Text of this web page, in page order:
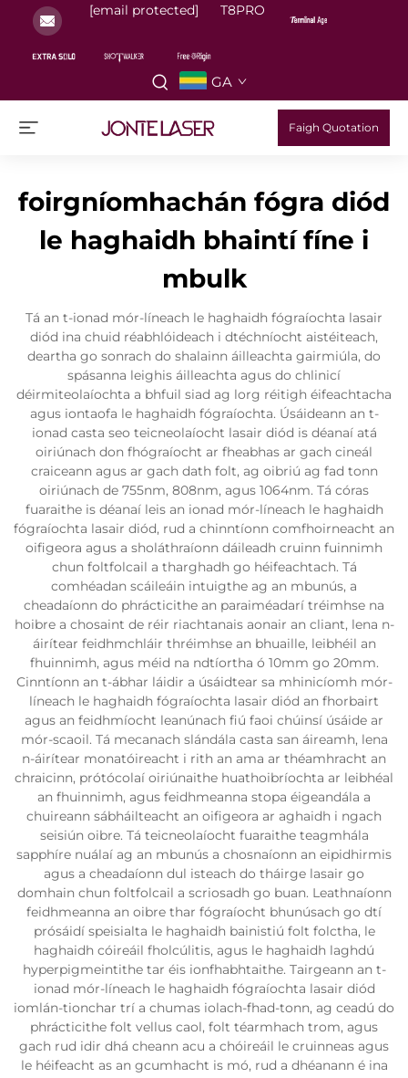
[email protected] T8PRO
GA
Faigh Quotation
foirgníomhachán fógra diód
le haghaidh bhaintí fíne i
mbulk
Tá an t-ionad mór-líneach le haghaidh fógraíochta lasair
diód ina chuid réabhlóideach i dtéchníocht aistéiteach,
deartha go sonrach do shalainn áilleachta gairmiúla, do
spásanna leighis áilleachta agus do chlinicí
déirmiteolaíochta a bhfuil siad ag lorg réitigh éifeachtacha
agus iontaofa le haghaidh fógraíochta. Úsáideann an t-
ionad casta seo teicneolaíocht lasair diód is déanaí atá
oiriúnach don fhógraíocht ar fheabhas ar gach cineál
craiceann agus ar gach dath folt, ag oibriú ag fad tonn
oiriúnach de 755nm, 808nm, agus 1064nm. Tá córas
fuaraithe is déanaí leis an ionad mór-líneach le haghaidh
fógraíochta lasair diód, rud a chinntíonn comfhoirneacht an
oifigeora agus a sholáthraíonn dáileadh cruinn fuinnimh
chun foltfolcail a tharghadh go héifeachtach. Tá
comhéadan scáileáin intuigthe ag an mbunús, a
cheadaíonn do phrácticithe an paraiméadarí tréimhse na
hoibre a chosaint de réir riachtanais aonair an cliant, lena n-
áirítear feidhmchláir thréimhse an bhuaille, leibhéil an
fhuinnimh, agus méid na ndtíortha ó 10mm go 20mm.
Cinntíonn an t-ábhar láidir a úsáidtear sa mhinicíomh mór-
líneach le haghaidh fógraíochta lasair diód an fhorbairt
agus an feidhmíocht leanúnach fiú faoi chúinsí úsáide ar
mór-scaoil. Tá mecanach slándála casta san áireamh, lena
n-áirítear monatóireacht i rith an ama ar théamhracht an
chraicinn, prótócolaí oiriúnaithe huathoibríochta ar leibhéal
an fhuinnimh, agus feidhmeanna stopa éigeandála a
chuireann sábháilteacht an oifigeora ar aghaidh i ngach
seisiún oibre. Tá teicneolaíocht fuaraithe teagmhála
sapphíre nuálaí ag an mbunús a chosnaíonn an eipidhirmis
agus a cheadaíonn dul isteach do tháirge lasair go
domhain chun foltfolcail a scriosadh go buan. Leathnaíonn
feidhmeanna an oibre thar fógraíocht bhunúsach go dtí
prósáidí speisialta le haghaidh bainistiú folt folctha, le
haghaidh cóireáil fholcúlitis, agus le haghaidh laghdú
hyperpigmeintithe tar éis ionfhabhtaithe. Tairgeann an t-
ionad mór-líneach le haghaidh fógraíochta lasair diód
iomlán-tionchar trí a chumas iolach-fhad-tonn, ag ceadú do
phrácticithe folt vellus caol, folt téarmhach trom, agus
gach rud idir dhá cheann acu a chóireáil le cruinneas agus
le héifeacht as an gcumhacht is mó, rud a dhéanann é ina